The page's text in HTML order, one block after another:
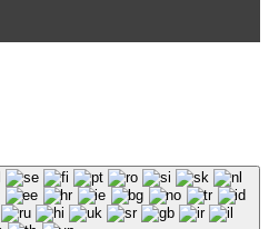
сайта galaktika64.ru